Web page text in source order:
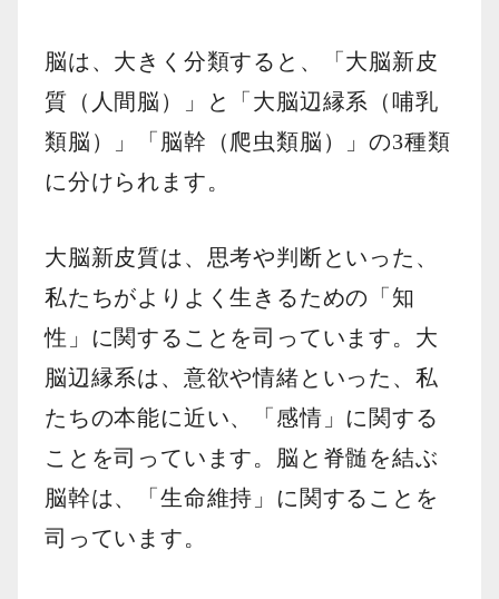
脳は、大きく分類すると、「大脳新皮
質（人間脳）」と「大脳辺縁系（哺乳
類脳）」「脳幹（爬虫類脳）」の3種類
に分けられます。
大脳新皮質は、思考や判断といった、
私たちがよりよく生きるための「知
性」に関することを司っています。大
脳辺縁系は、意欲や情緒といった、私
たちの本能に近い、「感情」に関する
ことを司っています。脳と脊髄を結ぶ
脳幹は、「生命維持」に関することを
司っています。